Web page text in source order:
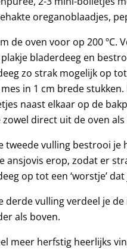
oreganoblaadjes,
de oven voor op 200 ºC.
bladerdeeg en
zo strak mogelijk op
in 1 cm brede
naast elkaar op de
zowel direct uit de oven
tweede vulling bestrooi je
ansjovis erop, zodat er
op tot een ‘worstje’
derde vulling verdeel je
als boven.
meer herfstig heerlijks